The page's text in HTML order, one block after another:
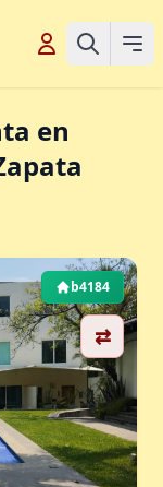
en
⇄
b4184